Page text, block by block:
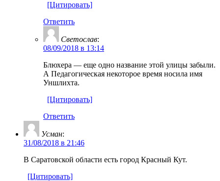
[Цитировать]
Ответить
Светослав:
08/09/2018 в 13:14
Блюхера — еще одно название этой улицы забыли.
А Педагогическая некоторое время носила имя
Уншлихта.
[Цитировать]
Ответить
Усман:
31/08/2018 в 21:46
В Саратовской области есть город Красный Кут.
[Цитировать]